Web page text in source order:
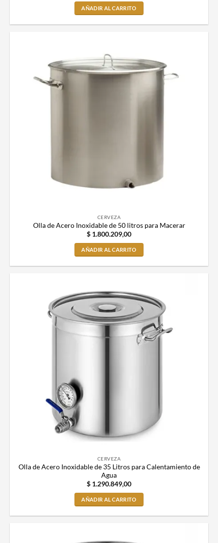
AÑADIR AL CARRITO
CERVEZA
Olla de Acero Inoxidable de 50 litros para Macerar
$ 1.800.209,00
AÑADIR AL CARRITO
CERVEZA
Olla de Acero Inoxidable de 35 Litros para Calentamiento de
Agua
$ 1.290.849,00
AÑADIR AL CARRITO